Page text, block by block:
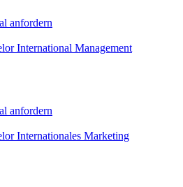
anfordern
International Management
anfordern
Internationales Marketing